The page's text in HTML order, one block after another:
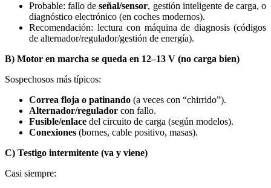
Probable: fallo deseñal/sensor, gestión inteligente de carga, o
diagnóstico electrónico (en coches modernos).
Recomendación: lectura con máquina de diagnosis (códigos
de alternador/regulador/gestión de energía).
B) Motor en marcha se queda en 12–13 V (no carga bien)
Sospechosos más típicos:
Correa floja o patinando (a veces con “chirrido”).
Alternador/regulador con fallo.
Fusible/enlace del circuito de carga (según modelos).
Conexiones (bornes, cable positivo, masas).
C) Testigo intermitente (va y viene)
Casi siempre: